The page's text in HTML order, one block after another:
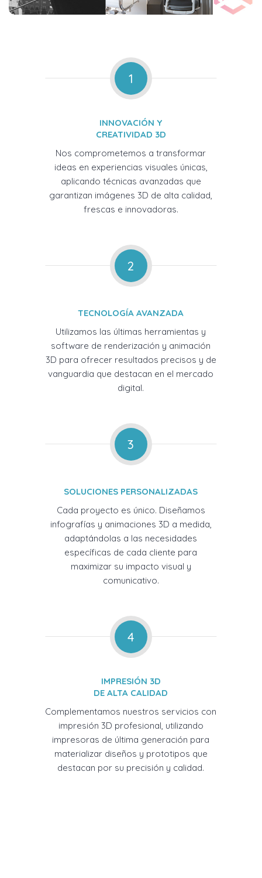
1
INNOVACIÓN Y
CREATIVIDAD 3D
Nos comprometemos a transformar
ideas en experiencias visuales únicas,
aplicando técnicas avanzadas que
garantizan imágenes 3D de alta calidad,
frescas e innovadoras.
2
TECNOLOGÍA AVANZADA
Utilizamos las últimas herramientas y
software de renderización y animación
3D para ofrecer resultados precisos y de
vanguardia que destacan en el mercado
digital.
3
SOLUCIONES PERSONALIZADAS
Cada proyecto es único. Diseñamos
infografías y animaciones 3D a medida,
adaptándolas a las necesidades
específicas de cada cliente para
maximizar su impacto visual y
comunicativo.
4
IMPRESIÓN 3D
DE ALTA CALIDAD
Complementamos nuestros servicios con
impresión 3D profesional, utilizando
impresoras de última generación para
materializar diseños y prototipos que
destacan por su precisión y calidad.